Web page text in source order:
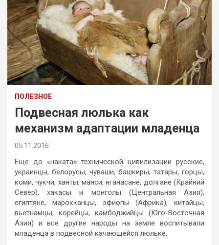
ПОЛЕЗНОЕ
Подвесная люлька как
механизм адаптации младенца
05.11.2016
Еще до «наката» технической цивилизации русские,
украинцы, белорусы, чуваши, башкиры, татары, горцы,
коми, чукчи, ханты, манси, нганасане, долгане (Крайний
Север), хакасы и монголы (Центральная Азия),
египтяне, марокканцы, эфиопы (Африка), китайцы,
вьетнамцы, корейцы, камбоджийцы (Юго-Восточная
Азия) и все другие народы на земле воспитывали
младенца в подвесной качающейся люльке.